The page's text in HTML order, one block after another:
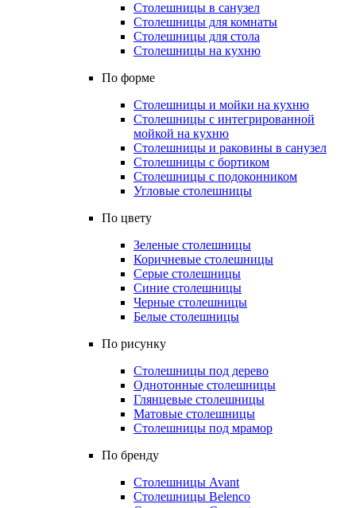
Столешницы в санузел
Столешницы для комнаты
Столешницы для стола
Столешницы на кухню
По форме
Столешницы и мойки на кухню
Столешницы с интегрированной
мойкой на кухню
Столешницы и раковины в санузел
Столешницы с бортиком
Столешницы с подоконником
Угловые столешницы
По цвету
Зеленые столешницы
Коричневые столешницы
Серые столешницы
Синие столешницы
Черные столешницы
Белые столешницы
По рисунку
Столешницы под дерево
Однотонные столешницы
Глянцевые столешницы
Матовые столешницы
Столешницы под мрамор
По бренду
Столешницы Avant
Столешницы Belenco